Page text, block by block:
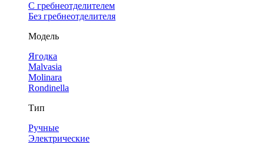
С гребнеотделителем
Без гребнеотделителя
Модель
Ягодка
Malvasia
Molinara
Rondinella
Тип
Ручные
Электрические